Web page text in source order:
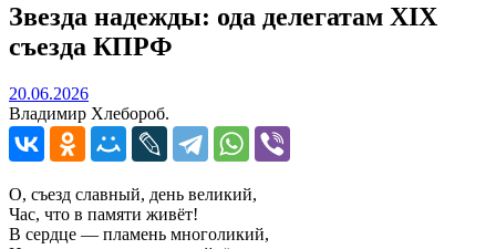
Звезда надежды: ода делегатам XIX
съезда КПРФ
20.06.202620.06.2026
Владимир Хлебороб.
О, съезд славный, день великий,
Час, что в памяти живёт!
В сердце — пламень многоликий,